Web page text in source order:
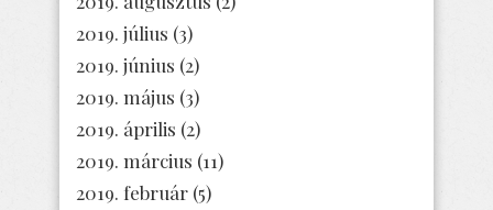
2019. július (3)
2019. június (2)
2019. május (3)
2019. április (2)
2019. március (11)
2019. február (5)